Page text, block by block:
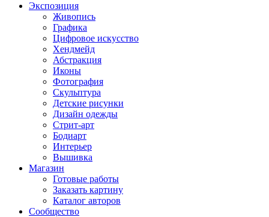
Экспозиция
Живопись
Графика
Цифровое искусство
Хендмейд
Абстракция
Иконы
Фотография
Скульптура
Детские рисунки
Дизайн одежды
Стрит-арт
Бодиарт
Интерьер
Вышивка
Магазин
Готовые работы
Заказать картину
Каталог авторов
Сообщество